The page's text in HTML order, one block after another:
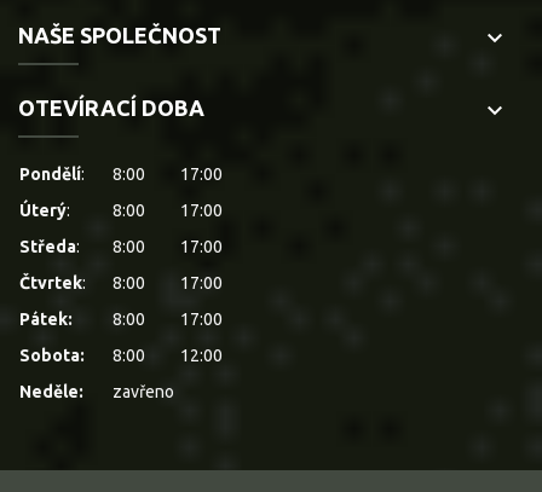
NAŠE SPOLEČNOST keyboard_arrow_down
OTEVÍRACÍ DOBA keyboard_arrow_down
Pondělí: 8:00
17:00
Úterý: 8:00
17:00
Středa: 8:00
17:00
Čtvrtek: 8:00
17:00
Pátek:
8:00
17:00
Sobota:
8:00
12:00
Neděle:
zavřeno